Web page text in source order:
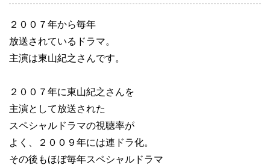
２００７年から毎年
放送されているドラマ。
主演は東山紀之さんです。
２００７年に東山紀之さんを
主演として放送された
スペシャルドラマの視聴率が
よく、２００９年には連ドラ化。
その後もほぼ毎年スペシャルドラマ